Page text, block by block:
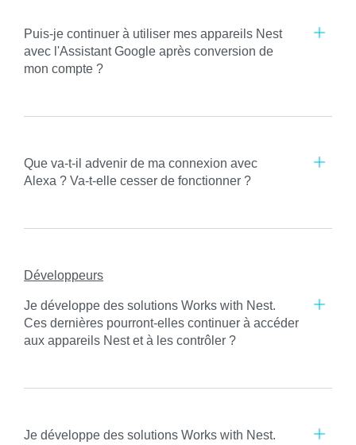
Puis-je continuer à utiliser mes appareils Nest
avec l'Assistant Google après conversion de
mon compte ?
Que va-t-il advenir de ma connexion avec
Alexa ? Va-t-elle cesser de fonctionner ?
Développeurs
Je développe des solutions Works with Nest.
Ces dernières pourront-elles continuer à accéder
aux appareils Nest et à les contrôler ?
Je développe des solutions Works with Nest.